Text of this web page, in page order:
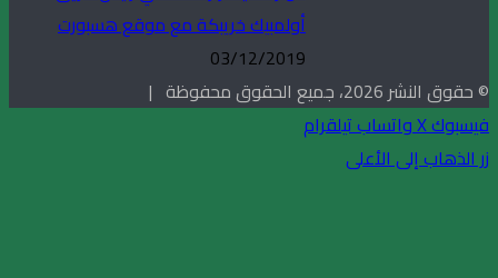
أولمبيك خريبكة مع موقع هسبورت
03/12/2019
© حقوق النشر 2026، جميع الحقوق محفوظة |
فيسبوكXواتسابتيلقرام
زر الذهاب إلى الأعلى